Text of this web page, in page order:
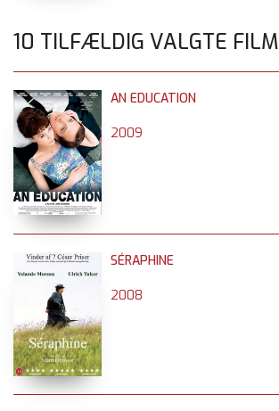
10 TILFÆLDIG VALGTE FILM
AN EDUCATION
2009
SÉRAPHINE
2008